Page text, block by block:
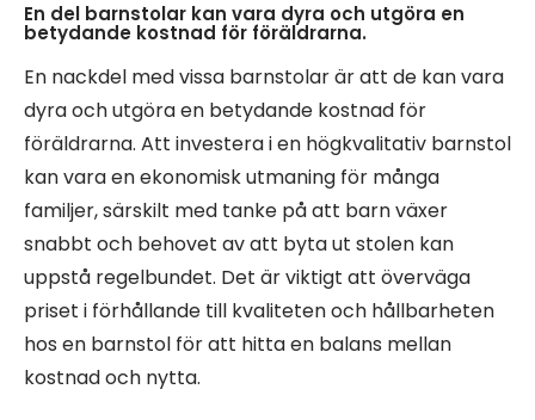
En del barnstolar kan vara dyra och utgöra en
betydande kostnad för föräldrarna.
En nackdel med vissa barnstolar är att de kan vara
dyra och utgöra en betydande kostnad för
föräldrarna. Att investera i en högkvalitativ barnstol
kan vara en ekonomisk utmaning för många
familjer, särskilt med tanke på att barn växer
snabbt och behovet av att byta ut stolen kan
uppstå regelbundet. Det är viktigt att överväga
priset i förhållande till kvaliteten och hållbarheten
hos en barnstol för att hitta en balans mellan
kostnad och nytta.